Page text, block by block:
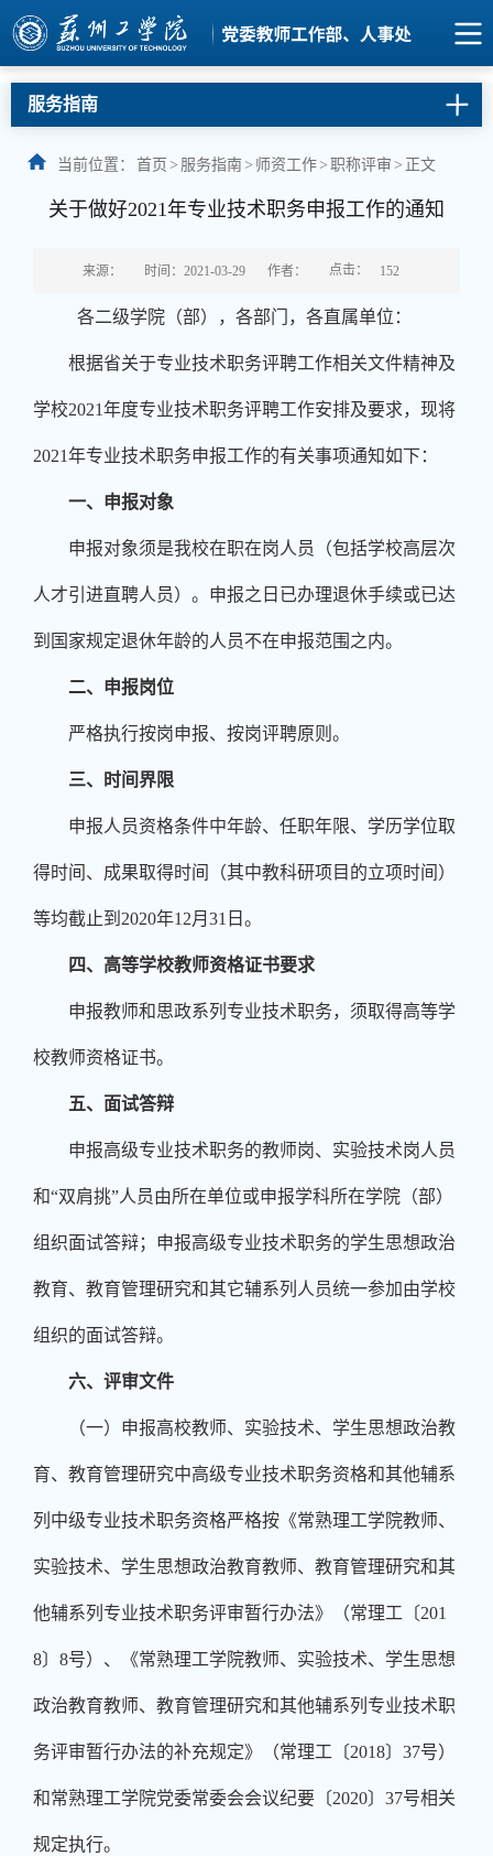
服务指南
当前位置： 首页 > 服务指南> 师资工作> 职称评审 > 正文
关于做好2021年专业技术职务申报工作的通知
来源： 时间：2021-03-29 作者： 点击： 152
各二级学院（部），各部门，各直属单位：
根据省关于专业技术职务评聘工作相关文件精神及
学校2021年度专业技术职务评聘工作安排及要求，现将
2021年专业技术职务申报工作的有关事项通知如下：
一、申报对象
申报对象须是我校在职在岗人员（包括学校高层次
人才引进直聘人员）。申报之日已办理退休手续或已达
到国家规定退休年龄的人员不在申报范围之内。
二、申报岗位
严格执行按岗申报、按岗评聘原则。
三、时间界限
申报人员资格条件中年龄、任职年限、学历学位取
得时间、成果取得时间（其中教科研项目的立项时间）
等均截止到 2020年12月 31 日。
四、高等学校教师资格证书要求
申报教师和思政系列专业技术职务，须取得高等学
校教师资格证书。
五、面试答辩
申报高级专业技术职务的教师岗、实验技术岗人员
和“双肩挑”人员由所在单位或申报学科所在学院（部）
组织面试答辩；申报高级专业技术职务的学生思想政治
教育、教育管理研究和其它辅系列人员统一参加由学校
组织的面试答辩。
六、评审文件
（一）申报高校教师、实验技术、学生思想政治教
育、教育管理研究中高级专业技术职务资格和其他辅系
列中级专业技术职务资格严格按《常熟理工学院教师、
实验技术、学生思想政治教育教师、教育管理研究和其
他辅系列专业技术职务评审暂行办法》（常理工〔201
8〕 8号）、《常熟理工学院教师、实验技术、学生思想
政治教育教师、教育管理研究和其他辅系列专业技术职
务评审暂行办法的补充规定》（常理工〔2018〕 37号）
和常熟理工学院党委常委会会议纪要〔2020〕 37号相关
规定执行。